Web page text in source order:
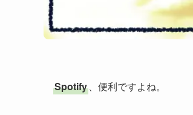
Spotify、便利ですよね。